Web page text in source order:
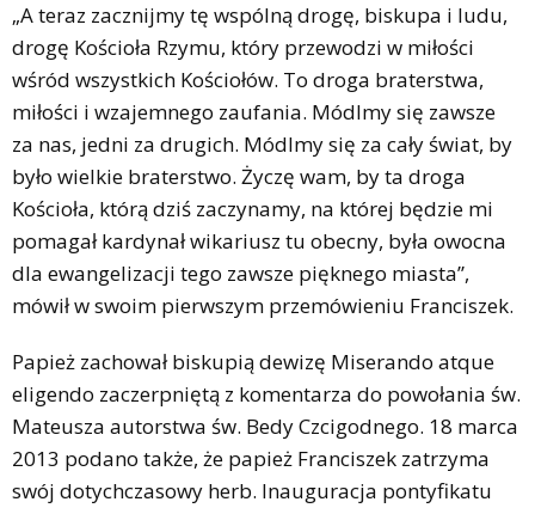
„A teraz zacznijmy tę wspólną drogę, biskupa i ludu,
drogę Kościoła Rzymu, który przewodzi w miłości
wśród wszystkich Kościołów. To droga braterstwa,
miłości i wzajemnego zaufania. Módlmy się zawsze
za nas, jedni za drugich. Módlmy się za cały świat, by
było wielkie braterstwo. Życzę wam, by ta droga
Kościoła, którą dziś zaczynamy, na której będzie mi
pomagał kardynał wikariusz tu obecny, była owocna
dla ewangelizacji tego zawsze pięknego miasta”,
mówił w swoim pierwszym przemówieniu Franciszek.
Papież zachował biskupią dewizę Miserando atque
eligendo zaczerpniętą z komentarza do powołania św.
Mateusza autorstwa św. Bedy Czcigodnego. 18 marca
2013 podano także, że papież Franciszek zatrzyma
swój dotychczasowy herb. Inauguracja pontyfikatu